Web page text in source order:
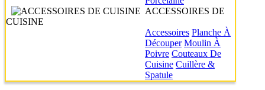
ACCESSOIRES DE
CUISINE
Accessoires Planche À
Découper Moulin À
Poivre Couteaux De
Cuisine Cuillère &
Spatule